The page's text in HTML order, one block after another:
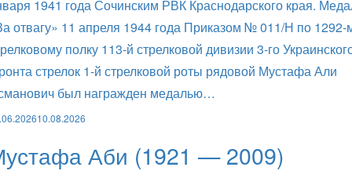
1941 года Сочинским РВК Краснодарского края.
отвагу» 11 апреля 1944 года Приказом № 011/Н по 1292-
полку 113-й стрелковой дивизии 3-го
стрелок 1-й стрелковой роты рядовой Мустафа Али
был награжден медалью…
10.08.2026
Аби (1921 — 2009)